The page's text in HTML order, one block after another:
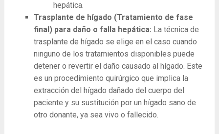
hepática.
Trasplante de hígado (Tratamiento de fase
final) para daño o falla hepática: La técnica de
trasplante de hígado se elige en el caso cuando
ninguno de los tratamientos disponibles puede
detener o revertir el daño causado al hígado. Este
es un procedimiento quirúrgico que implica la
extracción del hígado dañado del cuerpo del
paciente y su sustitución por un hígado sano de
otro donante, ya sea vivo o fallecido.